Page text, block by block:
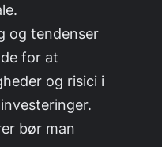
og tendenser
for at
og risici i
bør man